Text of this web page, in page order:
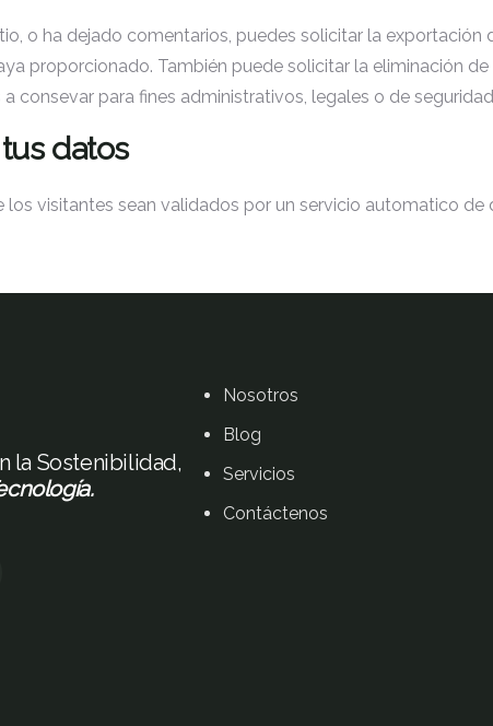
o ha dejado comentarios, puedes solicitar la
proporcionado. También puede solicitar la eliminación
consevar para fines administrativos, legales o de
datos
los visitantes sean validados por un servicio automatico de
la Sostenibilidad,
Nosotros
Blog
Servicios
Contáctenos